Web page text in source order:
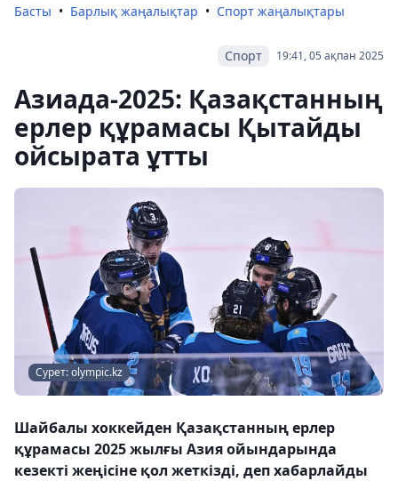
Басты Барлық жаңалықтар Спорт жаңалықтары
19:41, 05 ақпан 2025
Спорт
Азиада-2025: Қазақстанның
ерлер құрамасы Қытайды
ойсырата ұтты
Сурет: olympic.kz
Шайбалы хоккейден Қазақстанның ерлер
құрамасы 2025 жылғы Азия ойындарында
кезекті жеңісіне қол жеткізді, деп хабарлайды